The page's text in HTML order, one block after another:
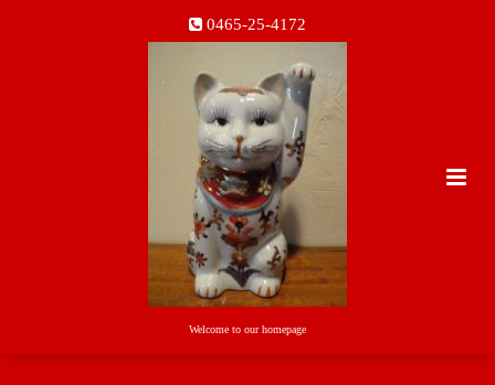
0465-25-4172
Welcome to our homepage